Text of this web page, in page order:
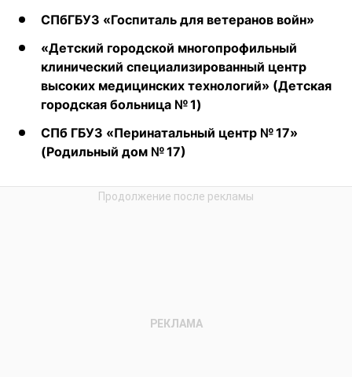
СПбГБУЗ «Госпиталь для ветеранов войн»
«Детский городской многопрофильный
клинический специализированный центр
высоких медицинских технологий» (Детская
городская больница № 1)
СПб ГБУЗ «Перинатальный центр № 17»
(Родильный дом № 17)